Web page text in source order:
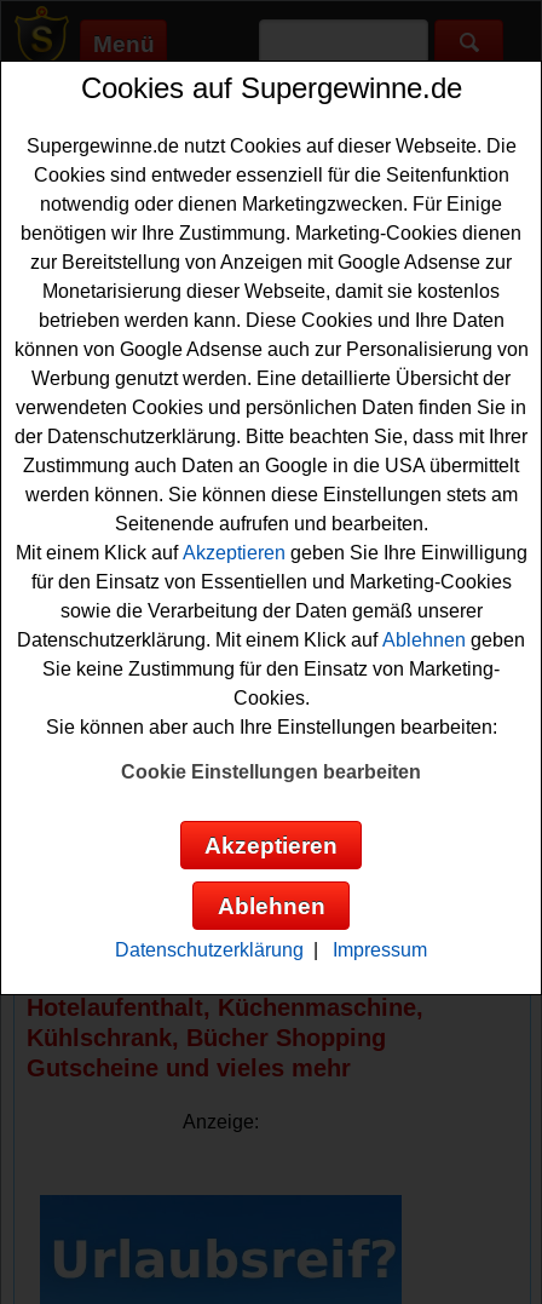
Menü
Supergewinne.de>Gewinnspiele>Reise Gewinnspiele>Brigitte
Anzeige:
Anzeige:
Brigitte Oster-Gewinnspiel - tolle
Sachpreise und Urlaub gewinnen
Ein kostenloses Oster Gewinnspiel von Brigitte Online für
alle Gewinner, die gern tolleSachpreiseoder einen
Urlaub gewinnen möchten. Als Hauptgewinn wartet bei
dem Brigitte Ostergewinnspiel 2025 eine traumhafte
Auszeit in Paris für zwei im Wert von2000 Euroauf
einen glücklichen Gewinner - und Sie können diese
Traumreise gewinnen. Entspannen Sie im Boutique-
Hotel in Paris für zwei Übernachtungen. Weiterhin
warten bei dem Brigitte Ostergewinnspiel täglich tolle
Sachpreise im Gesamtwert von ca. 12000 Euro auf die
Teilnehmer. VomHotelaufenthaltüber einen Kühlschrank
und eine Küchenmaschine bis hin zum Shopping
Gutschein ist wohl für jeden Gewinner etwas dabei.
Falls Sie an dem Brigitte Gewinnspiel zu Ostern
Osterkalender das jeweilige Osterei des Tages anklicken
erledigen. Haben Sie das geschafft,
können Sie gratis mitmachen und sich Ihre
Gewinnchance zu Ostern sichern. Viel Glück dabei!
Hotelaufenthalt, Küchenmaschine,
Kühlschrank, Bücher Shopping
Gutscheine und vieles mehr
Anzeige:
Cookies auf Supergewinne.de
Supergewinne.de nutzt Cookies auf dieser Webseite. Die
Cookies sind entweder essenziell für die Seitenfunktion
notwendig oder dienen Marketingzwecken. Für Einige
benötigen wir Ihre Zustimmung. Marketing-Cookies dienen
zur Bereitstellung von Anzeigen mit Google Adsense zur
Monetarisierung dieser Webseite, damit sie kostenlos
betrieben werden kann. Diese Cookies und Ihre Daten
können von Google Adsense auch zur Personalisierung von
Werbung genutzt werden. Eine detaillierte Übersicht der
verwendeten Cookies und persönlichen Daten finden Sie in
der Datenschutzerklärung. Bitte beachten Sie, dass mit Ihrer
Zustimmung auch Daten an Google in die USA übermittelt
werden können. Sie können diese Einstellungen stets am
Seitenende aufrufen und bearbeiten.
Mit einem Klick aufAkzeptieren geben Sie Ihre Einwilligung
für den Einsatz von Essentiellen und Marketing-Cookies
sowie die Verarbeitung der Daten gemäß unserer
Datenschutzerklärung. Mit einem Klick aufAblehnen geben
Sie keine Zustimmung für den Einsatz von Marketing-
Cookies.
Sie können aber auch Ihre Einstellungen bearbeiten:
Cookie Einstellungen bearbeiten
Akzeptieren
Ablehnen
Datenschutzerklärung Impressum